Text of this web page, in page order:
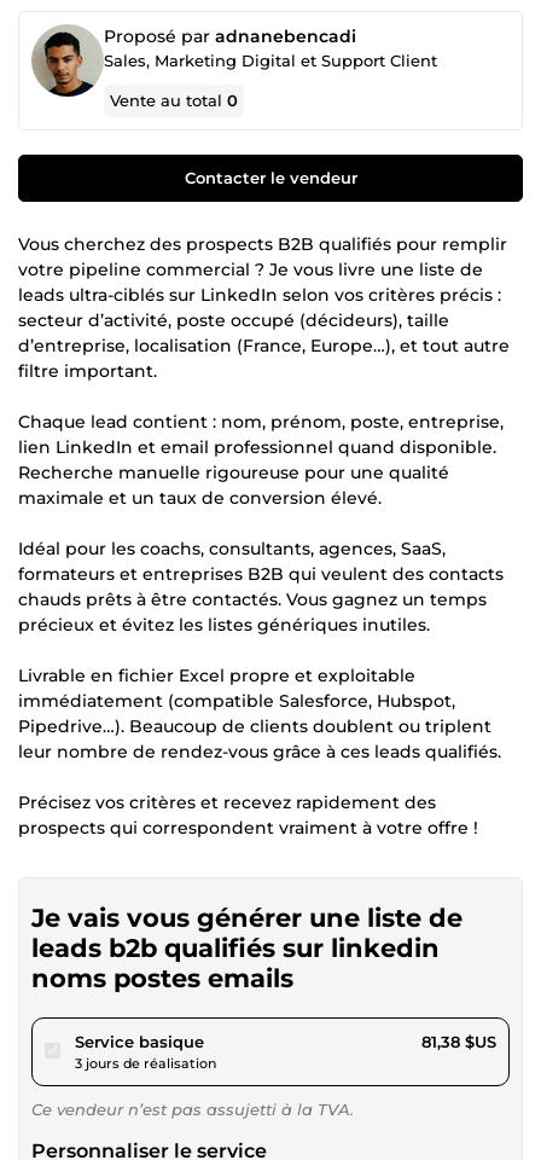
Proposé par adnanebencadi
Sales, Marketing Digital et Support Client
Vente au total0
Contacter le vendeur
Vous cherchez des prospects B2B qualifiés pour remplir
votre pipeline commercial ? Je vous livre une liste de
leads ultra-ciblés sur LinkedIn selon vos critères précis :
secteur d’activité, poste occupé (décideurs), taille
d’entreprise, localisation (France, Europe…), et tout autre
filtre important.
Chaque lead contient : nom, prénom, poste, entreprise,
lien LinkedIn et email professionnel quand disponible.
Recherche manuelle rigoureuse pour une qualité
maximale et un taux de conversion élevé.
Idéal pour les coachs, consultants, agences, SaaS,
formateurs et entreprises B2B qui veulent des contacts
chauds prêts à être contactés. Vous gagnez un temps
précieux et évitez les listes génériques inutiles.
Livrable en fichier Excel propre et exploitable
immédiatement (compatible Salesforce, Hubspot,
Pipedrive…). Beaucoup de clients doublent ou triplent
leur nombre de rendez-vous grâce à ces leads qualifiés.
Précisez vos critères et recevez rapidement des
prospects qui correspondent vraiment à votre offre !
Je vais vous générer une liste de
leads b2b qualifiés sur linkedin
noms postes emails
Service basiquepour 75,00 $US
3 jours de réalisation
81,38 $US
Ce vendeur n’est pas assujetti à la TVA.
Personnaliser le service